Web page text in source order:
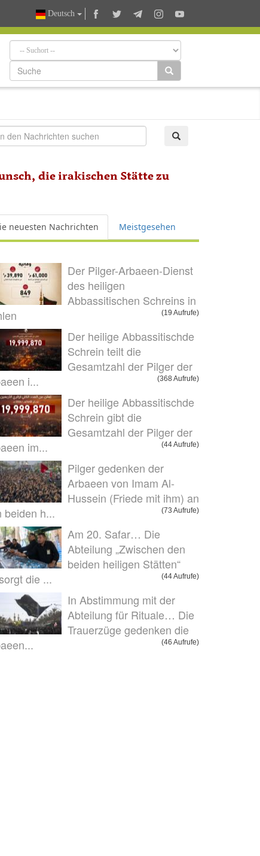
Deutsch
die irakischen Stätte zu
neuesten Nachrichten Meistgesehen
Der Pilger-Arbaeen-Dienst
des heiligen
Abbassitischen Schreins in
(19 Aufrufe)
Der heilige Abbassitischde
Schrein teilt die
Gesamtzahl der Pilger der
i...
(368 Aufrufe)
Der heilige Abbassitischde
Schrein gibt die
Gesamtzahl der Pilger der
im...
(44 Aufrufe)
Pilger gedenken der
Arbaeen von Imam Al-
Hussein (Friede mit ihm) an
beiden h...
(73 Aufrufe)
Am 20. Safar… Die
Abteilung „Zwischen den
beiden heiligen Stätten“
die ...
(44 Aufrufe)
In Abstimmung mit der
Abteilung für Rituale… Die
Trauerzüge gedenken die
(46 Aufrufe)